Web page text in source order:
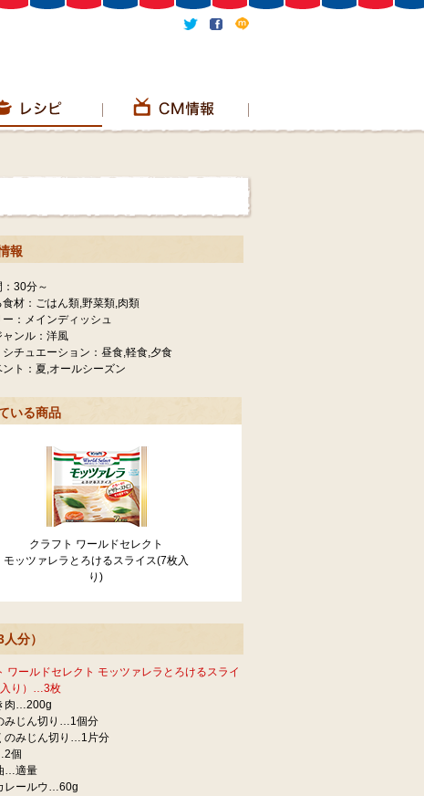
報
30分～
材：ごはん類,野菜類,肉類
ー：メインディッシュ
ャンル：洋風
シチュエーション：昼食,軽食,夕食
ト：夏,オールシーズン
いる商品
クラフト ワールドセレクト
モッツァレラとろけるスライス(7枚入
り)
分）
ワールドセレクト モッツァレラとろけるスライ
り）…3枚
肉…200g
みじん切り…1個分
のみじん切り…1片分
個
…適量
レールウ…60g